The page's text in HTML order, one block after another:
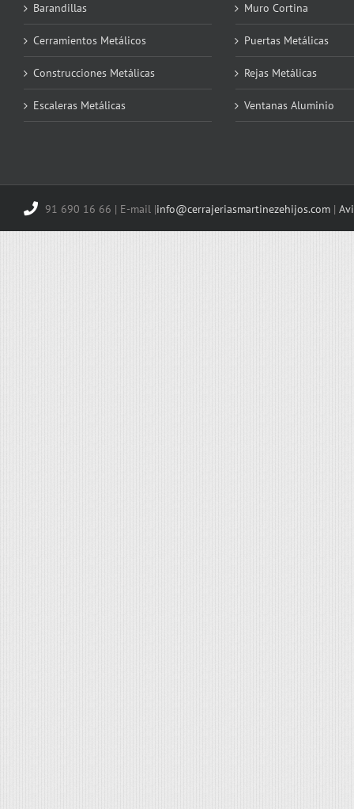
Barandillas
Cerramientos Metálicos
Construcciones Metálicas
Escaleras Metálicas
Muro Cortina
Puertas Metálicas
Rejas Metálicas
Ventanas Aluminio
91 690 16 66 | E-mail |info@cerrajeriasmartinezehijos.com |